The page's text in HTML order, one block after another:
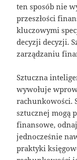
ten sposób nie
przeszłości
kluczowymi
decyzji decyzji.
zarządzaniu
Sztuczna
wywołuje
rachunkowości.
sztucznej mogą
finansowe,
jednocześnie
praktyki